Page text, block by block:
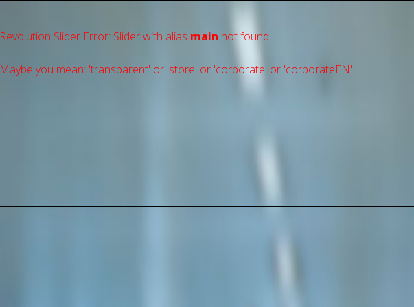
Revolution Slider Error: Slider with alias main not found.
Maybe you mean: 'transparent' or 'store' or 'сorporate' or 'corporateEN'